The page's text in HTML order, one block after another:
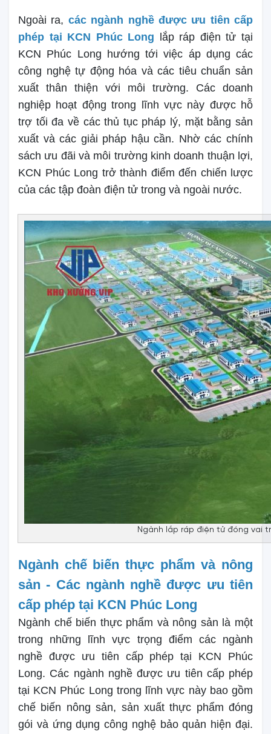
Ngoài ra, các ngành nghề được ưu tiên cấp
phép tại KCN Phúc Long lắp ráp điện tử tại
KCN Phúc Long hướng tới việc áp dụng các
công nghệ tự động hóa và các tiêu chuẩn sản
xuất thân thiện với môi trường. Các doanh
nghiệp hoạt động trong lĩnh vực này được hỗ
trợ tối đa về các thủ tục pháp lý, mặt bằng sản
xuất và các giải pháp hậu cần. Nhờ các chính
sách ưu đãi và môi trường kinh doanh thuận lợi,
KCN Phúc Long trở thành điểm đến chiến lược
của các tập đoàn điện tử trong và ngoài nước.
Ngành lắp ráp điện tử đóng vai
Ngành chế biến thực phẩm và nông
sản - Các ngành nghề được ưu tiên
cấp phép tại KCN Phúc Long
Ngành chế biến thực phẩm và nông sản là một
trong những lĩnh vực trọng điểm các ngành
nghề được ưu tiên cấp phép tại KCN Phúc
Long. Các ngành nghề được ưu tiên cấp phép
tại KCN Phúc Long trong lĩnh vực này bao gồm
chế biến nông sản, sản xuất thực phẩm đóng
gói và ứng dụng công nghệ bảo quản hiện đại.